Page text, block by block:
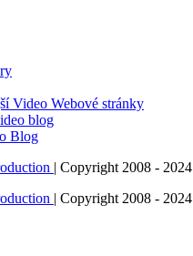
Video Webové stránky
Blog
| Copyright 2008 - 2024
| Copyright 2008 - 2024